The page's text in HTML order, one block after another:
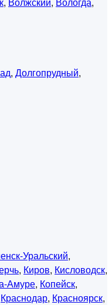
, Долгопрудный,
Уральский,
, Киров, Кисловодск,
Амуре, Копейск,
Краснодар, Красноярск,